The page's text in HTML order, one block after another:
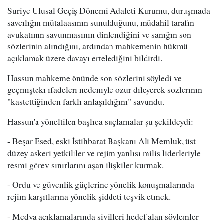
Suriye Ulusal Geçiş Dönemi Adaleti Kurumu, duruşmada
savcılığın mütalaasının sunulduğunu, müdahil tarafın
avukatının savunmasının dinlendiğini ve sanığın son
sözlerinin alındığını, ardından mahkemenin hükmü
açıklamak üzere davayı ertelediğini bildirdi.
Hassun mahkeme önünde son sözlerini söyledi ve
geçmişteki ifadeleri nedeniyle özür dileyerek sözlerinin
"kastettiğinden farklı anlaşıldığını" savundu.
Hassun'a yöneltilen başlıca suçlamalar şu şekildeydi:
- Beşar Esed, eski İstihbarat Başkanı Ali Memluk, üst
düzey askeri yetkililer ve rejim yanlısı milis liderleriyle
resmi görev sınırlarını aşan ilişkiler kurmak.
- Ordu ve güvenlik güçlerine yönelik konuşmalarında
rejim karşıtlarına yönelik şiddeti teşvik etmek.
- Medya açıklamalarında sivilleri hedef alan söylemler